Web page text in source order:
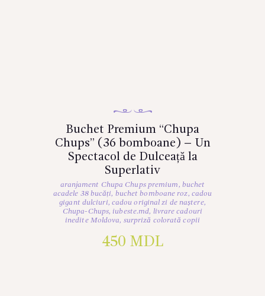
Buchet Premium “Chupa
Chups” (36 bomboane) – Un
Spectacol de Dulceață la
Superlativ
aranjament Chupa Chups premium , buchet
acadele 38 bucăți, buchet bomboane roz, cadou
gigant dulciuri, cadou original zi de naștere,
Chupa-Chups, iubeste.md, livrare cadouri
inedite Moldova, surpriză colorată copii
450 MDL